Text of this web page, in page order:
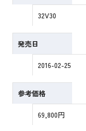
32V30
発売日
2016-02-25
参考価格
69,800円